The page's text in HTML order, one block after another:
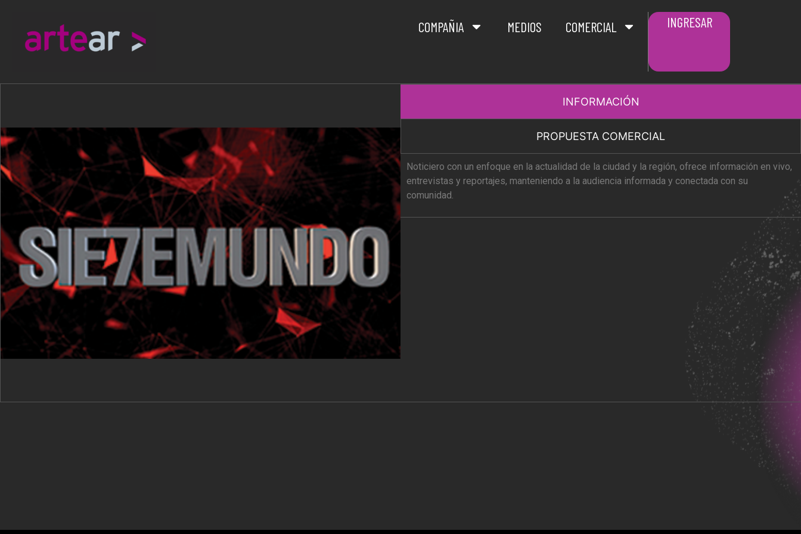
COMPAÑIA MEDIOS COMERCIAL INGRESAR
INFORMACIÓN
PROPUESTA COMERCIAL
Noticiero con un enfoque en la actualidad de la ciudad y la región, ofrece información en vivo,
entrevistas y reportajes, manteniendo a la audiencia informada y conectada con su
comunidad.